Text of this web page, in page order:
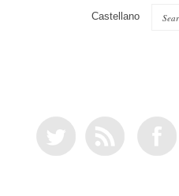
Castellano